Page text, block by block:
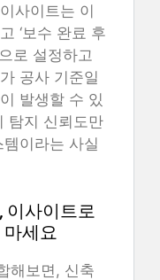
사이트는 이
‘보수 완료 후
로 설정하고
공사 기준일
발생할 수 있
탐지 신뢰도만
이라는 사실
이사이트로
세요
해보면, 신축